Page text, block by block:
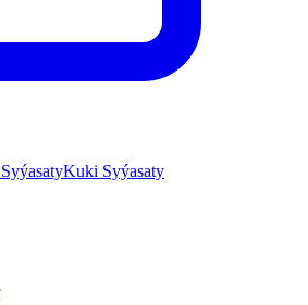
Kuki Syýasaty